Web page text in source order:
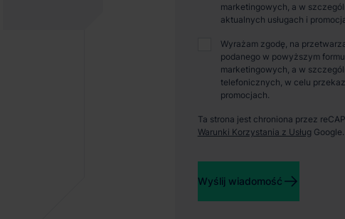
marketingowych, a w
aktualnych usługach i
Wyrażam zgodę, na
podanego w powyższym
marketingowych, a w
telefonicznych, w celu
promocjach.
Ta strona jest chroniona przez
Warunki Korzystania z Usług Google.
Wyślij wiadomość